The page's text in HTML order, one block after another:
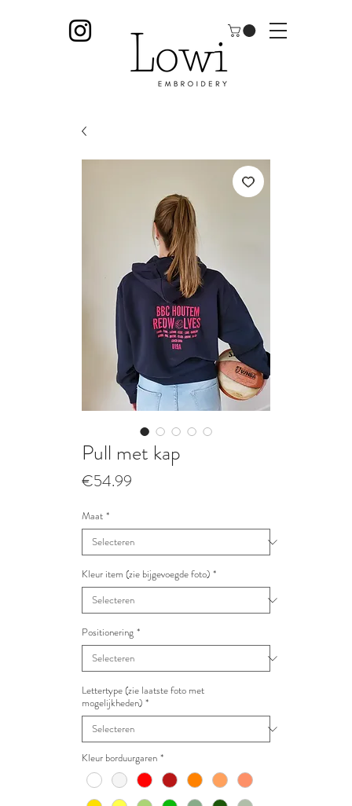
Pull met kap
€54.99
Maat *
Kleur item (zie bijgevoegde foto) *
Positionering *
Lettertype (zie laatste foto met
mogelijkheden) *
Kleur borduurgaren *